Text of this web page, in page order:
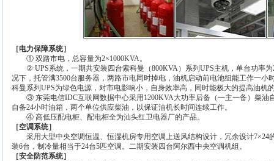
［电力保障系统］
① 双路市电，总容量为2×1000KVA。
② UPS系统，一期共安装四台索科曼（800KVA）系列UPS主机，单台功率
况下，托管满3500台服务器，两路市电同时掉电，油机启动前电池组能工作一小
科曼系列UPS为绿色电源，对市电影响小，自身效率高，同时能极大的提高油机
③ 东莞电信IDC互联网数据中心采用1200KVA大功率后备（一主一备）柴油
自备24小时油箱，两个单位供应柴油，以保证油机长时间连续工作。
④ 高低压配电柜、配电柜全为汕头红卫电器厂的产品。
［空调系统］
采用大型中央空调恒温、恒湿机房专用空调上送风结构设计，冗余设计
装6台，制冷量相当于24台5匹空调。二期安装四台阿尔西中央空调机组。
［安全防范系统］